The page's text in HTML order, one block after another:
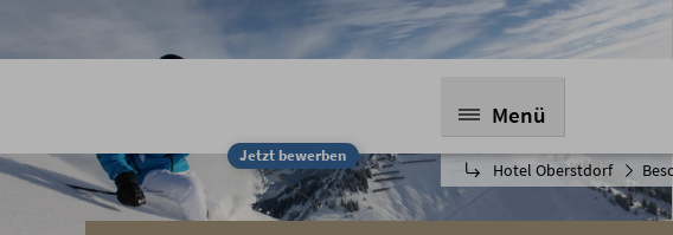
Jetzt bewerben
Menü
Hotel Oberstdorf